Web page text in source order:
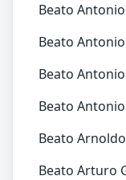
Beato
Beato
Beato
Beato
Beato
Beato Arturo